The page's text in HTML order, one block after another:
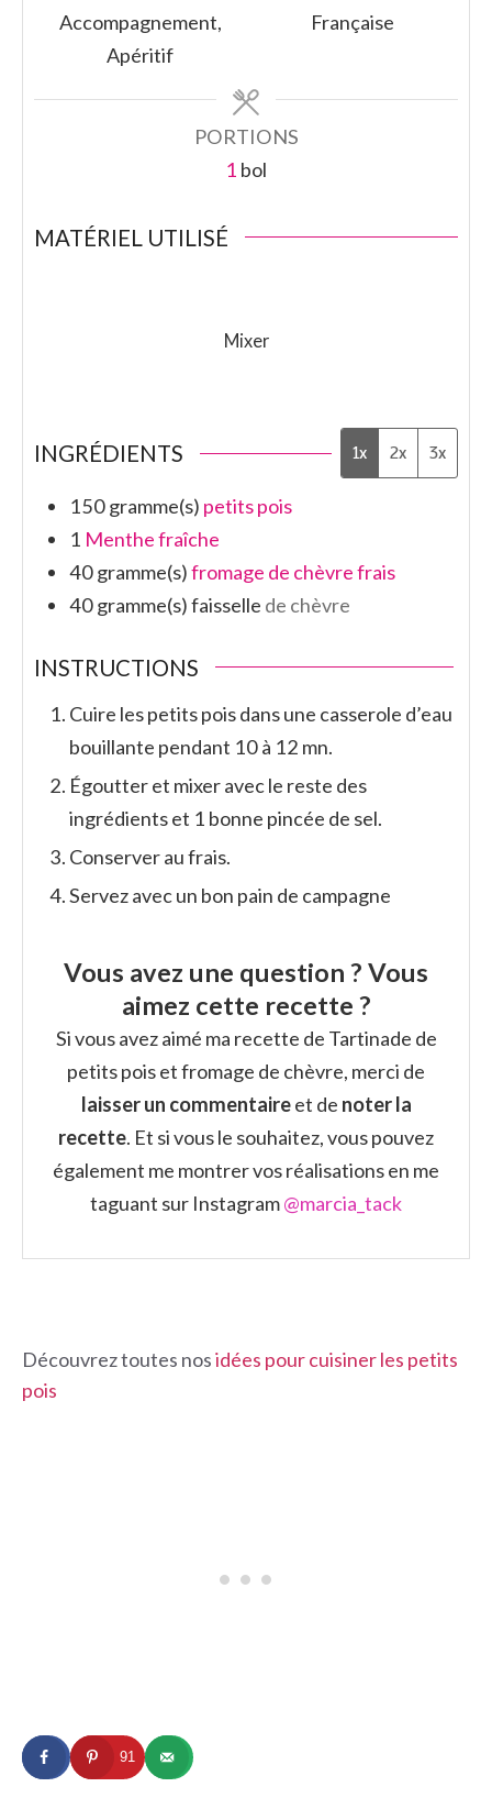
Accompagnement,
Apéritif
Française
PORTIONS
1 bol
MATÉRIEL UTILISÉ
Mixer
INGRÉDIENTS 1x 2x 3x
150gramme(s) petits pois
1 Menthe fraîche
40gramme(s)fromage de chèvre frais
40gramme(s)faisselle de chèvre
INSTRUCTIONS
Cuire les petits pois dans une casserole d’eau
bouillante pendant 10 à 12 mn.
Égoutter et mixer avec le reste des
ingrédients et 1 bonne pincée de sel.
Conserver au frais.
Servez avec un bon pain de campagne
Vous avez une question ? Vous
aimez cette recette ?
Si vous avez aimé ma recette de Tartinade de
petits pois et fromage de chèvre, merci de
laisser un commentaireet de noter la
recette. Et si vous le souhaitez, vous pouvez
également me montrer vos réalisations en me
taguant sur Instagram@marcia_tack
Découvrez toutes nosidées pour cuisiner les petits
pois
91